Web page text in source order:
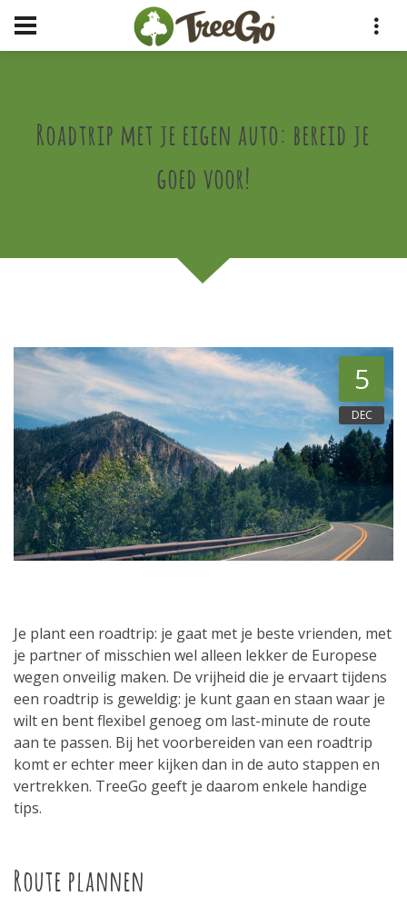
Roadtrip met je eigen auto: bereid je
goed voor!
Je plant een roadtrip: je gaat met je beste vrienden, met
je partner of misschien wel alleen lekker de Europese
wegen onveilig maken. De vrijheid die je ervaart tijdens
een roadtrip is geweldig: je kunt gaan en staan waar je
wilt en bent flexibel genoeg om last-minute de route
aan te passen. Bij het voorbereiden van een roadtrip
komt er echter meer kijken dan in de auto stappen en
vertrekken. TreeGo geeft je daarom enkele handige
tips.
Route plannen
5
DEC